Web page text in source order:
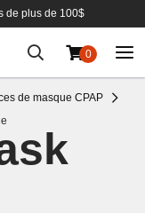
de plus de 100$
0
de masque CPAP